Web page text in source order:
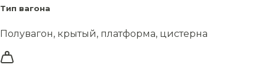
Тип вагона
Полувагон, крытый, платформа, цистерна